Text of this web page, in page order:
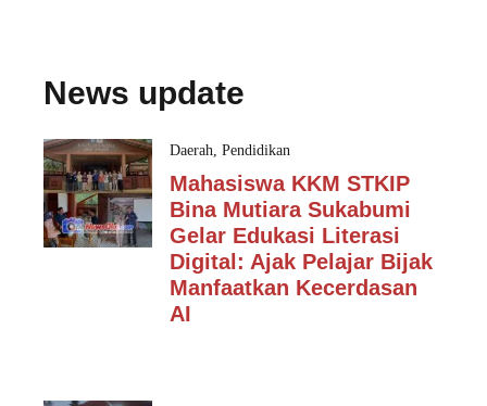
News update
Daerah, Pendidikan
Mahasiswa KKM STKIP
Bina Mutiara Sukabumi
Gelar Edukasi Literasi
Digital: Ajak Pelajar Bijak
Manfaatkan Kecerdasan
AI